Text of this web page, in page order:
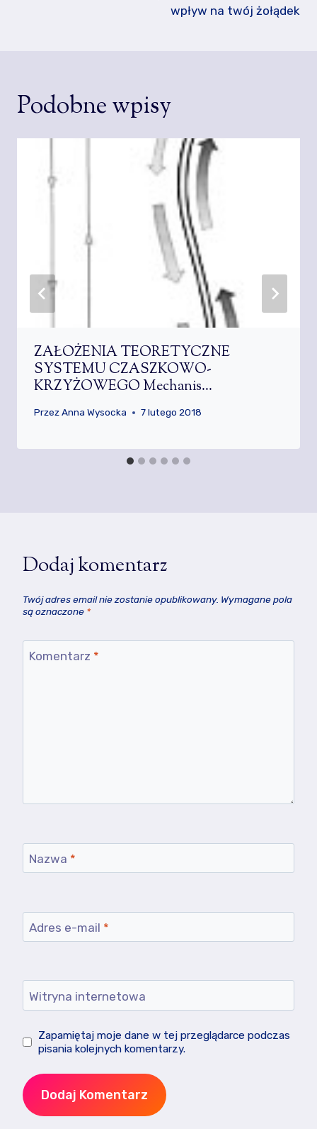
wpływ na twój żołądek
Podobne wpisy
ZAŁOŻENIA TEORETYCZNE
SYSTEMU CZASZKOWO-
KRZYŻOWEGO Mechanis…
PrzezAnna Wysocka 7 lutego 2018
Dodaj komentarz
Twój adres email nie zostanie opublikowany. Wymagane pola
są oznaczone *
Komentarz *
Nazwa *
Adres e-mail *
Witryna internetowa
Zapamiętaj moje dane w tej przeglądarce podczas
pisania kolejnych komentarzy.